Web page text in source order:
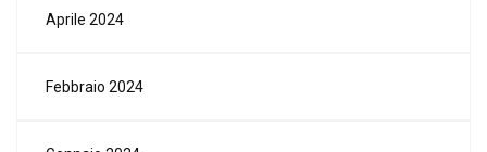
Aprile 2024
Febbraio 2024